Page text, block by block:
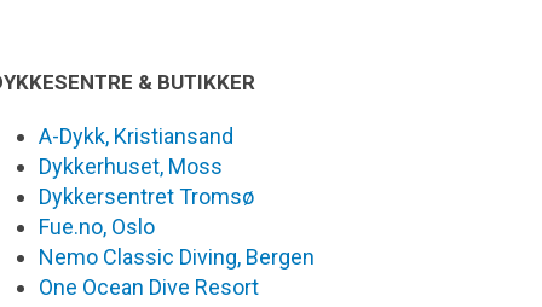
& BUTIKKER
A-Dykk, Kristiansand
Dykkerhuset, Moss
Dykkersentret Tromsø
Fue.no, Oslo
Nemo Classic Diving, Bergen
One Ocean Dive Resort